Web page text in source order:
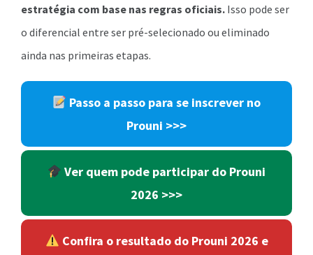
estratégia com base nas regras oficiais. Isso pode ser
o diferencial entre ser pré-selecionado ou eliminado
ainda nas primeiras etapas.
Passo a passo para se inscrever no
Prouni >>>
Ver quem pode participar do Prouni
2026 >>>
Confira o resultado do Prouni 2026 e